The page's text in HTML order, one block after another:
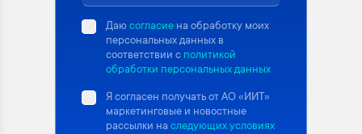
Даюсогласие на обработку моих
персональных данных в
соответствии с политикой
обработки персональных данных
Я согласен получать от АО «ИИТ»
маркетинговые и новостные
рассылки на следующих условиях